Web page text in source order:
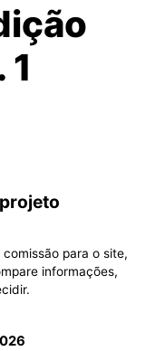
para o site,
informações,